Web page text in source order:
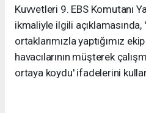
Kuvvetleri 9. EBS Komutanı
ikmaliyle ilgili
ortaklarımızla yaptığımız
havacılarının müşterek
ortaya koydu' ifadelerini